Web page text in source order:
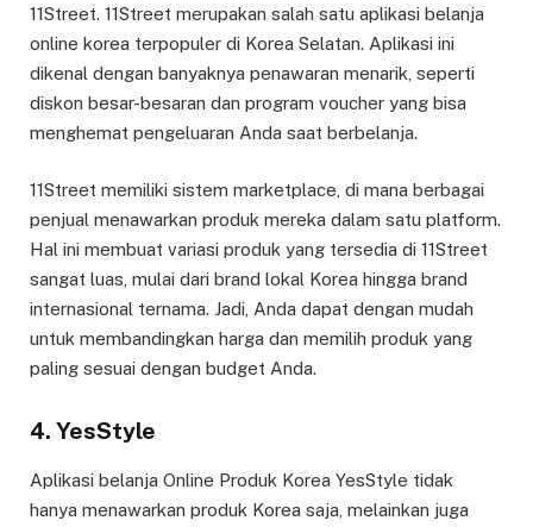
11Street. 11Street merupakan salah satu aplikasi belanja
online korea terpopuler di Korea Selatan. Aplikasi ini
dikenal dengan banyaknya penawaran menarik, seperti
diskon besar-besaran dan program voucher yang bisa
menghemat pengeluaran Anda saat berbelanja.
11Street memiliki sistem marketplace, di mana berbagai
penjual menawarkan produk mereka dalam satu platform.
Hal ini membuat variasi produk yang tersedia di 11Street
sangat luas, mulai dari brand lokal Korea hingga brand
internasional ternama. Jadi, Anda dapat dengan mudah
untuk membandingkan harga dan memilih produk yang
paling sesuai dengan budget Anda.
4. YesStyle
Aplikasi belanja Online Produk Korea YesStyle tidak
hanya menawarkan produk Korea saja, melainkan juga